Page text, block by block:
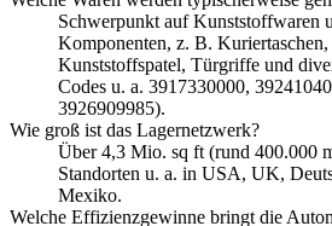
Schwerpunkt auf Kunststoffwaren
Komponenten, z. B.
Kunststoffspatel, Türgriffe und
Codes u. a. 3917330000,
3926909985).
Wie groß ist das Lagernetzwerk?
Über 4,3 Mio. sq ft (rund 400.000
Standorten u. a. in USA, UK,
Mexiko.
Welche Effizienzgewinne bringt die